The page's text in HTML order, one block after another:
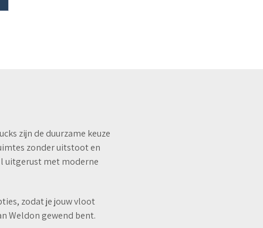
zijn de duurzame keuze
zonder uitstoot en
uitgerust met moderne
zodat je jouw vloot
Weldon gewend bent.